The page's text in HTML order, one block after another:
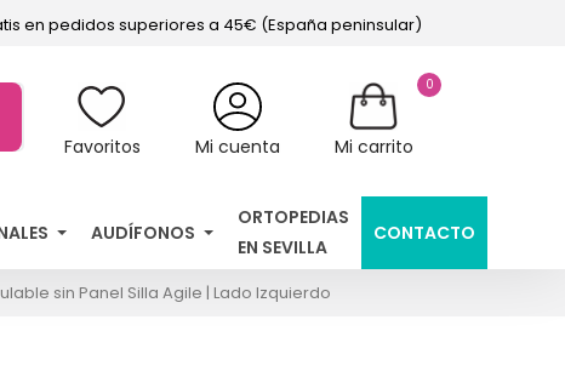
en pedidos superiores a 45€ (España peninsular)
0
Mi carrito
Mi cuenta
Favoritos
AUDÍFONOS
ORTOPEDIAS
EN SEVILLA
CONTACTO
sin Panel Silla Agile | Lado Izquierdo